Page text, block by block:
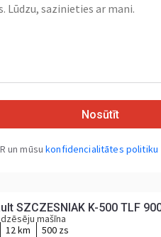
Nosūtīt
un mūsukonfidencialitātes politiku
Renault SZCZESNIAK K-
mašīna
12 km
500 zs